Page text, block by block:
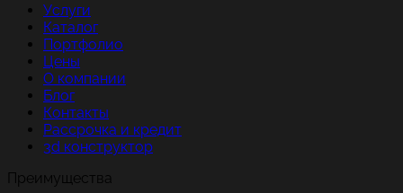
Услуги
Каталог
Портфолио
Цены
О компании
Блог
Контакты
Рассрочка и кредит
3d конструктор
Преимущества